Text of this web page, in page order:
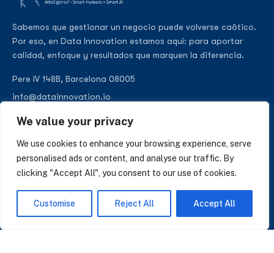
We value your privacy
We use cookies to enhance your browsing experience, serve
personalised ads or content, and analyse our traffic. By
clicking "Accept All", you consent to our use of cookies.
Customise Reject All Accept All
Sabemos que gestionar un negocio puede volverse caótico.
Por eso, en Data Innovation estamos aquí: para aportar
calidad, enfoque y resultados que marquen la diferencia.
Pere IV 148B, Barcelona 08005
info@datainnovation.io
SUSCRÍBASE A NUESTRAS NOTICIAS
Perspectivas sobre IA, datos y CRM. Sin spam, solo lo que importa.